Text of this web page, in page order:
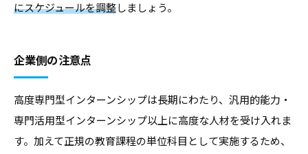
にスケジュールを調整しましょう。
企業側の注意点
高度専門型インターンシップは長期にわたり、汎用的能力・
専門活用型インターンシップ以上に高度な人材を受け入れま
す。加えて正規の教育課程の単位科目として実施するため、